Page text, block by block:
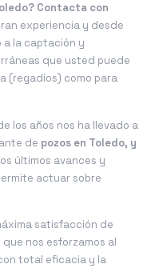
Contacta con
experiencia y desde
a la captación y
que usted puede
(regadíos) como para
los años nos ha llevado a
de pozos en Toledo, y
últimos avances y
actuar sobre
satisfacción de
nos esforzamos al
total eficacia y la